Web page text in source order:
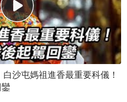
沙屯媽祖進香最重要科儀！